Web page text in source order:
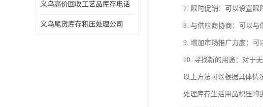
义乌高价回收工艺品库存电话
义乌尾货库存积压处理公司
7. 限时促销：可以设置限
8. 与供应商协商：可以与
9. 增加市场推广力度：可
10. 寻找新的用途：对于
以上方法可以根据具体情
处理库存生活用品积压的